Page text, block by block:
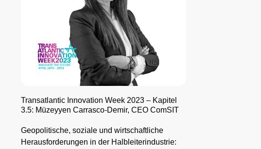
Transatlantic Innovation Week 2023 – Kapitel
3.5: Müzeyyen Carrasco-Demir, CEO ComSIT
Geopolitische, soziale und wirtschaftliche
Herausforderungen in der Halbleiterindustrie: